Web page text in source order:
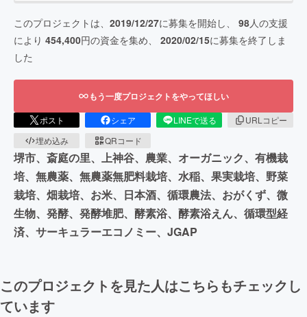
このプロジェクトは、 2019/12/27に募集を開始し、 98人の支援
により 454,400円の資金を集め、 2020/02/15に募集を終了しま
した
もう一度プロジェクトをやってほしい
ポスト シェア LINEで送る
URLコピー
埋め込み
QRコード
堺市、斎庭の里、上神谷、農業、オーガニック、有機栽
培、無農薬、無農薬無肥料栽培、水稲、果実栽培、野菜
栽培、畑栽培、お米、日本酒、循環農法、おがくず、微
生物、発酵、発酵堆肥、酵素浴、酵素浴えん、循環型経
済、サーキュラーエコノミー、JGAP
このプロジェクトを見た人はこちらもチェックし
ています